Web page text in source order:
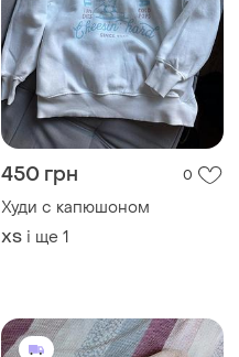
450 грн 0
Худи с капюшоном
ХS і ще 1